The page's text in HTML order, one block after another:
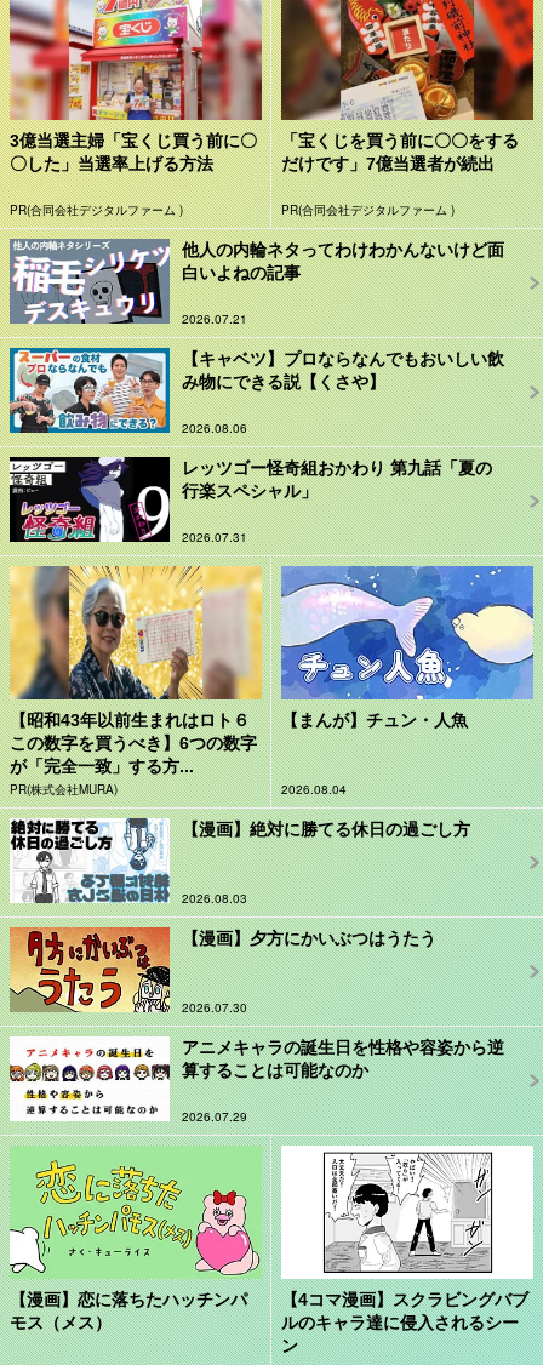
3億当選主婦「宝くじ買う前に〇
〇した」当選率上げる方法
PR(合同会社デジタルファーム )
「宝くじを買う前に〇〇をする
だけです」7億当選者が続出
PR(合同会社デジタルファーム )
他人の内輪ネタってわけわかんないけど面
白いよねの記事
2026.07.21
【キャベツ】プロならなんでもおいしい飲
み物にできる説【くさや】
2026.08.06
レッツゴー怪奇組おかわり 第九話「夏の
行楽スペシャル」
2026.07.31
【昭和43年以前生まれはロト６
この数字を買うべき】6つの数字
が「完全一致」する方...
PR(株式会社MURA)
【まんが】チュン・人魚
2026.08.04
【漫画】絶対に勝てる休日の過ごし方
2026.08.03
【漫画】夕方にかいぶつはうたう
2026.07.30
アニメキャラの誕生日を性格や容姿から逆
算することは可能なのか
2026.07.29
【漫画】恋に落ちたハッチンパ
モス（メス）
【4コマ漫画】スクラビングバブ
ルのキャラ達に侵入されるシー
ン